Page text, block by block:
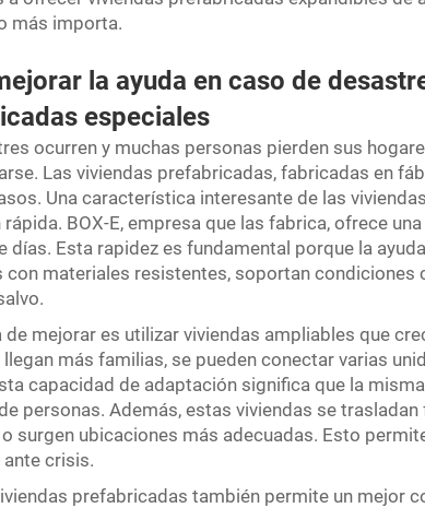
más importa.
la ayuda en caso de
especiales
ocurren y muchas personas pierden sus
Las viviendas prefabricadas, fabricadas en
Una característica interesante de las
BOX-E, empresa que las fabrica, ofrece
días. Esta rapidez es fundamental porque la
con materiales resistentes, soportan condiciones
de mejorar es utilizar viviendas ampliables que
más familias, se pueden conectar varias
capacidad de adaptación significa que la
personas. Además, estas viviendas se
surgen ubicaciones más adecuadas. Esto
crisis.
prefabricadas también permite un mejor